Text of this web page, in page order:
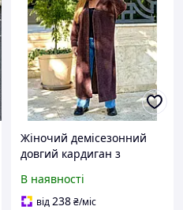
Жіночий демісезонний
довгий кардиган з
рукавах розміри 42-54
В наявності
від238₴/міс